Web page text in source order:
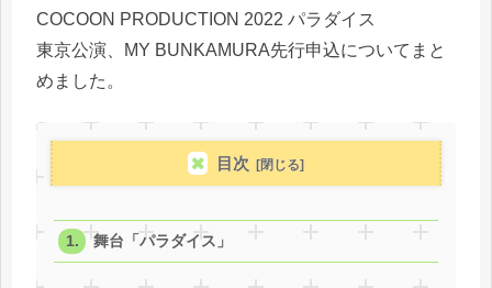
COCOON PRODUCTION 2022 パラダイス
東京公演、MY BUNKAMURA先行申込についてまと
めました。
目次
舞台「パラダイス」